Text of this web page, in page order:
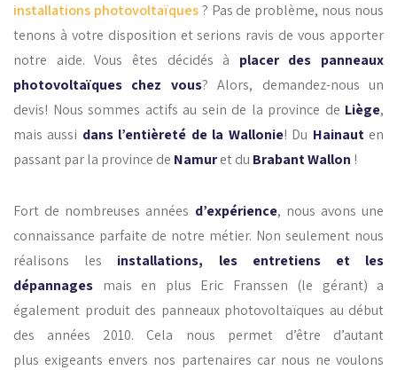
installations photovoltaïques? Pas de problème, nous nous
tenons à votre disposition et serions ravis de vous apporter
notre aide. Vous êtes décidés à placer des panneaux
photovoltaïques chez vous? Alors, demandez-nous un
devis! Nous sommes actifs au sein de la province de Liège,
mais aussi dans l’entièreté de la Wallonie! Du Hainauten
passant par la province de Namuret du Brabant Wallon !
Fort de nombreuses années d’expérience, nous avons une
connaissance parfaite de notre métier. Non seulement nous
réalisons les installations, les entretiens et les
dépannages mais en plus Eric Franssen (le gérant) a
également produit des panneaux photovoltaïques au début
des années 2010. Cela nous permet d’être d’autant
plus exigeants envers nos partenaires car nous ne voulons